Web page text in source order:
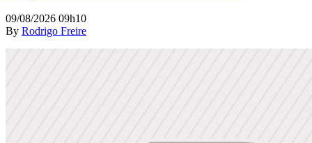
09/08/2026 09h10
By Rodrigo Freire